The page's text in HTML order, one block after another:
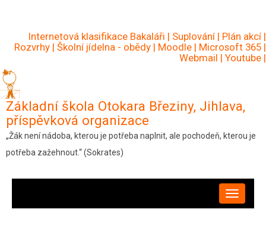
hlavnímuInternetová klasifikace Bakaláři | Suplování | Plán akcí |
Rozvrhy | Školní jídelna - obědy | Moodle | Microsoft 365 |
Webmail | Youtube |
Základní škola Otokara Březiny, Jihlava,
příspěvková organizace
„Žák není nádoba, kterou je potřeba naplnit, ale pochodeň, kterou je
potřeba zažehnout.“ (Sokrates)